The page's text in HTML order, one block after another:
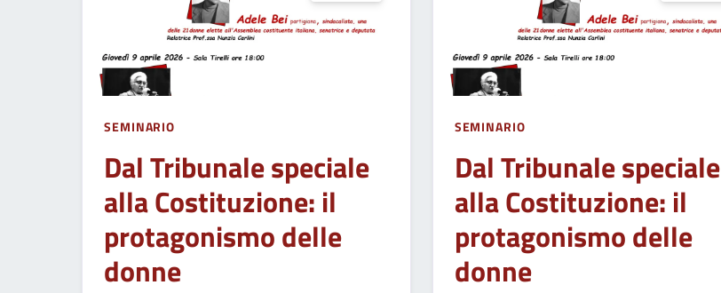
SEMINARIO
Dal Tribunale speciale
alla Costituzione: il
protagonismo delle
donne
SEMINARIO
Dal Tribunale speciale
alla Costituzione: il
protagonismo delle
donne